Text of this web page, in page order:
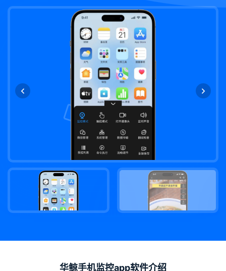
华鲸手机监控app软件介绍